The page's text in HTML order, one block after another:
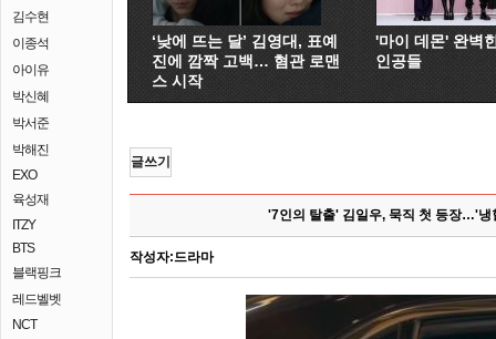
김수현
이종석
아이유
박신혜
박서준
박해진
EXO
육성재
ITZY
BTS
블랙핑크
레드벨벳
NCT
‘낮에 뜨는 달’ 김영대, 표예
진에 깜짝 고백… 혐관 로맨
스 시작
'마이 데몬' 완벽
인공들
글쓰기
'7인의 탈출' 김일우, 묵직 첫 등장…'냉
작성자:드라마